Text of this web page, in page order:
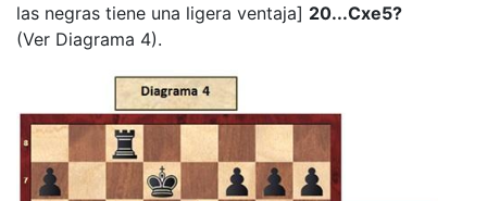
las negras tiene una ligera ventaja] 20...Cxe5?
(Ver Diagrama 4).